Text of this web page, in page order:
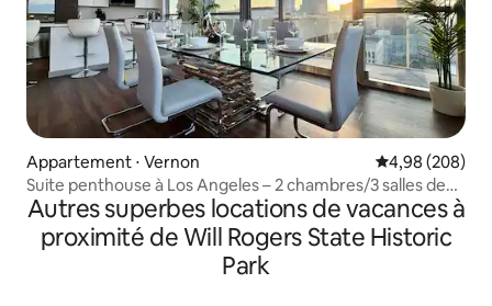
Appartement ⋅ Vernon Évaluation
4,98 (208)
Suite penthouse à Los Angeles – 2 chambres/3 salles de
bain [piscine | panneau Hollywood]
Autres superbes locations de vacances à
proximité de Will Rogers State Historic
Park